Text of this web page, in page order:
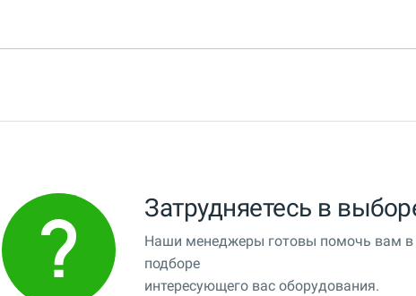
Затрудняетесь в
Наши менеджеры готовы помочь вам в
подборе
интересующего вас оборудования.